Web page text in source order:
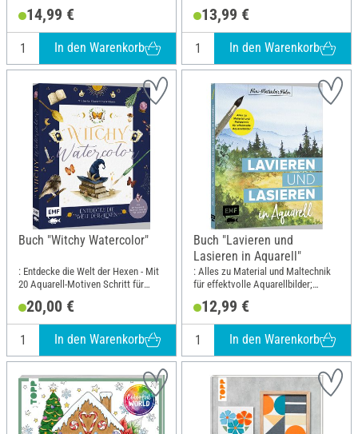
11.3 cm; Höhe: 8 cm; Material:
Papier
14,99 €
In den Warenkorb
Ausmalsticker in Designdose;
Länge: 19 cm; Breite: 11 cm; Höhe:
1.8 cm; Material: Metall, Papier
13,99 €
In den Warenkorb
Buch "Witchy Watercolor"
: Entdecke die Welt der Hexen - Mit
20 Aquarell-Motiven Schritt für
cm20,00 €
In den Warenkorb
Buch "Lavieren und
Lasieren in Aquarell"
: Alles zu Material und Maltechnik
für effektvolle Aquarellbilder;
12,99 €
In den Warenkorb